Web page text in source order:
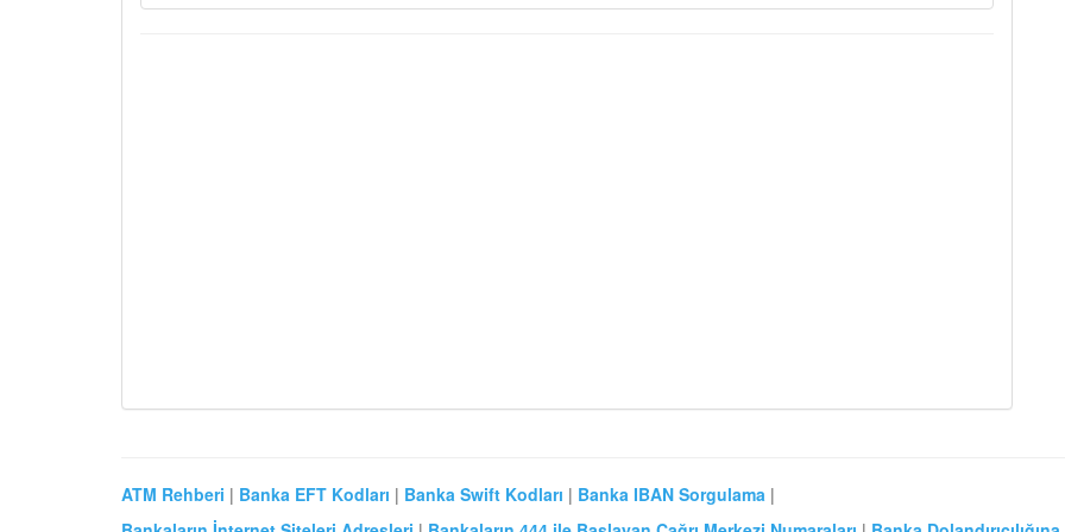
ATM Rehberi | Banka EFT Kodları | Banka Swift Kodları | Banka IBAN Sorgulama |